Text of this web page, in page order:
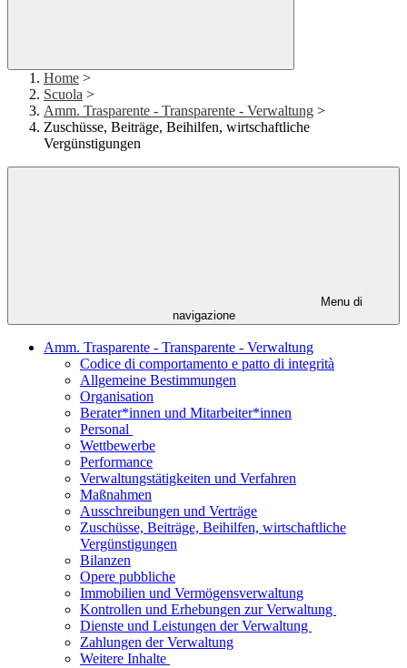
Home >
Scuola >
Amm. Trasparente - Transparente - Verwaltung >
​​Zuschüsse, Beiträge, Beihilfen, wirtschaftliche
Vergünstigungen
Menu di
navigazione
Amm. Trasparente - Transparente - Verwaltung
Codice di comportamento e patto di integrità
Allgemeine Bestimmungen
Organisation
Berater*innen und Mitarbeiter*innen
Personal​​ ​
Wettbewerbe
Performance​
Verwaltungstätigkeiten und Verfahren
Maßnahmen​
Ausschreibungen und Verträge
​​Zuschüsse, Beiträge, Beihilfen, wirtschaftliche
Vergünstigungen
Bilanzen​
Opere pubbliche
​​​Immobilien und Vermögensverwaltung
​​Kontrollen und Erhebungen zur Verwaltung ​
​​Dienste und Leistungen der Verwaltung ​
​​​Zahlungen der Verwaltung
Weitere Inhalte ​